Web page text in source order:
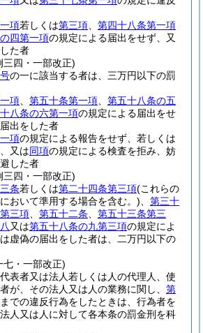
項若しくは第三項
第四十八条第一項
四第一項の規定による届出をせず、又
た者
三四・一部改正)
の一に該当する者は、三万円以下の罰
項 第五十条第一項
第五十八条の五
八条の六第一項の規定による届出をせ
出をした者
項の規定による報告をせず、若しくは
又は同項の規定による検査を拒み、妨
した者
三四・一部改正)
条若しくは第二十四条第三項(これらの
において準用する場合を含む。)
第三十
三項 第五十二条
第五十三条第三
又は第五十八条の九第三項の規定によ
虚偽の届出をした者は、二万円以下の
七・一部改正)
表者又は法人若しくは人の代理人、使
が、その法人又は人の業務に関し、 第
までの違反行為をしたときは、行為者を
人又は人に対して各本条の罰金刑を科